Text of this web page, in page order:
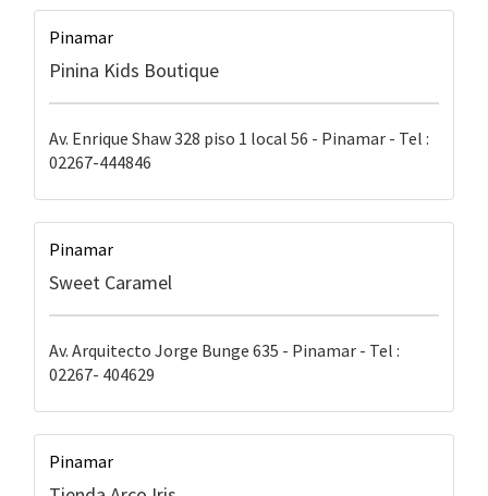
Pinamar
Pinina Kids Boutique
Av. Enrique Shaw 328 piso 1 local 56 - Pinamar - Tel :
02267-444846
Pinamar
Sweet Caramel
Av. Arquitecto Jorge Bunge 635 - Pinamar - Tel :
02267- 404629
Pinamar